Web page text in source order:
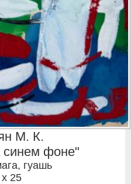
М. К.
синем фоне"
гуашь
25